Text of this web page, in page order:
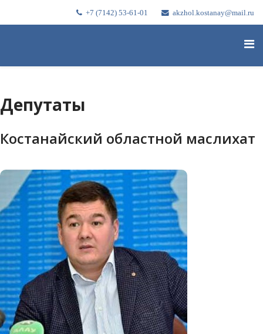
+7 (7142) 53-61-01 akzhol.kostanay@mail.ru
Депутаты
Костанайский областной маслихат